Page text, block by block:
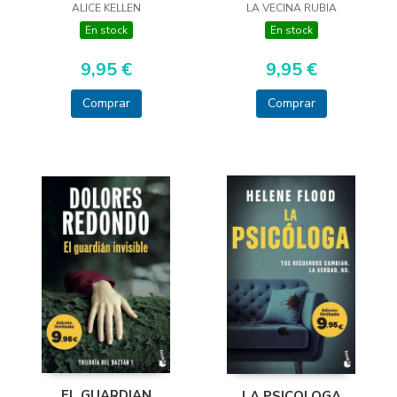
ALICE KELLEN
En stock
9,95 €
Comprar
LA VECINA RUBIA
En stock
9,95 €
Comprar